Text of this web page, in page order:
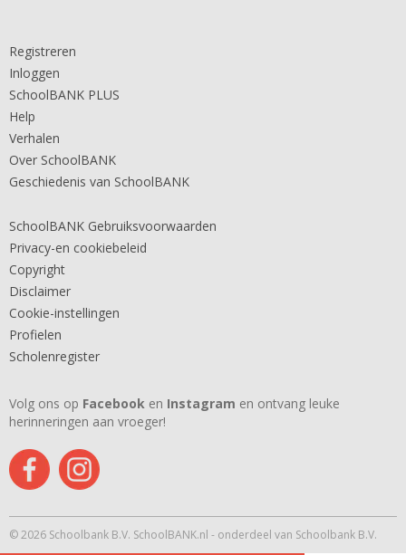
Registreren
Inloggen
SchoolBANK PLUS
Help
Verhalen
Over SchoolBANK
Geschiedenis van SchoolBANK
SchoolBANK Gebruiksvoorwaarden
Privacy-en cookiebeleid
Copyright
Disclaimer
Cookie-instellingen
Profielen
Scholenregister
Volg ons op Facebook en Instagram en ontvang leuke
herinneringen aan vroeger!
© 2026 Schoolbank B.V. SchoolBANK.nl - onderdeel van Schoolbank B.V.